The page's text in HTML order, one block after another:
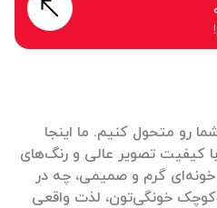
رو متحول کنیم. ما اینجا
با کیفیت تصویر عالی و رنگ‌های
خونه‌ای گرم و صمیمی، چه در
کوچک خونگی‌تون، لذت واقعی